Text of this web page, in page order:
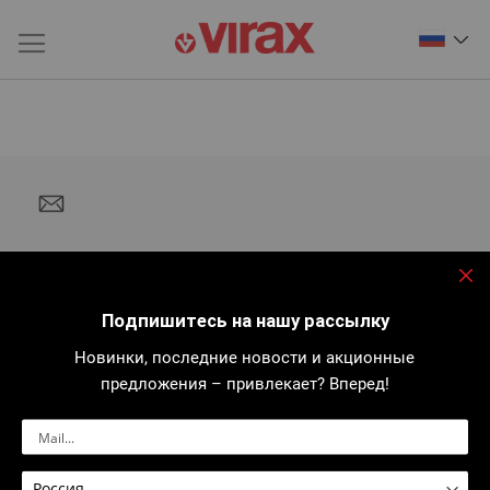
Подпишитесь на нашу рассылку
Новинки, последние новости и акционные
предложения – привлекает? Вперед!